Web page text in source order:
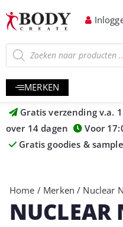
MERKEN
Gratis verzending v.a.
over 14 dagen
Voor
Gratis goodies &
Home / Merken / Nuclear
NUCLEAR